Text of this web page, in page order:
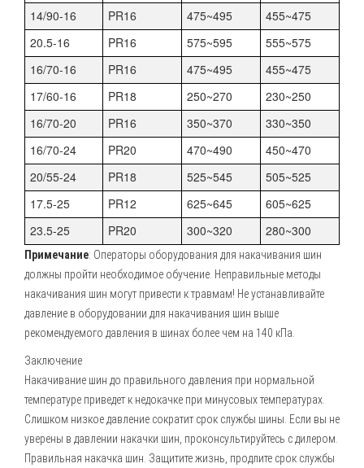
14/90-16
PR16 475~495
455~475
20.5-16
PR16 575~595
555~575
16/70-16
PR16 475~495
455~475
17/60-16
PR18 250~270
230~250
16/70-20
PR16 350~370
330~350
16/70-24
PR20 470~490
450~470
20/55-24
PR18 525~545
505~525
17.5-25
PR12 625~645
605~625
23.5-25
PR20 300~320 280~300
Примечание: Операторы оборудования для накачивания шин
должны пройти необходимое обучение. Неправильные методы
накачивания шин могут привести к травмам! Не устанавливайте
давление в оборудовании для накачивания шин выше
рекомендуемого давления в шинах более чем на 140 кПа.
Заключение
Накачивание шин до правильного давления при нормальной
температуре приведет к недокачке при минусовых температурах.
Слишком низкое давление сократит срок службы шины. Если вы не
уверены в давлении накачки шин, проконсультируйтесь с дилером.
Правильная накачка шин. Защитите жизнь, продлите срок службы